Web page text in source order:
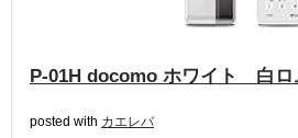
P-01H docomo ホワイト 白ロ
posted with カエレバ